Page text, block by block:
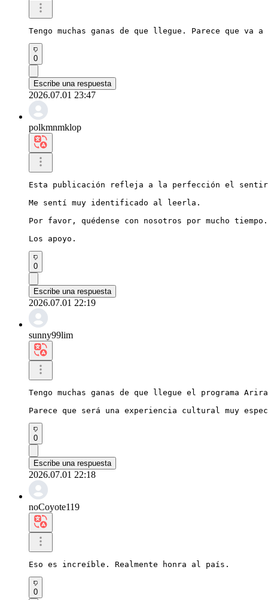
Tengo muchas ganas de que llegue. Parece que va
0
Escribe una respuesta
2026.07.01 23:47
polkmnmklop
Esta publicación refleja a la perfección el
Me sentí muy identificado al leerla.
Por favor, quédense con nosotros por mucho tiempo.
Los apoyo.
0
Escribe una respuesta
2026.07.01 22:19
sunny99lim
Tengo muchas ganas de que llegue el programa
Parece que será una experiencia cultural muy
0
Escribe una respuesta
2026.07.01 22:18
noCoyote119
Eso es increíble. Realmente honra al país.
0